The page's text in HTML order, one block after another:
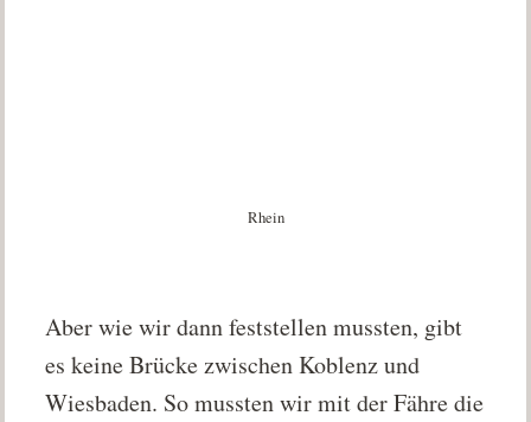
Rhein
Aber wie wir dann feststellen mussten, gibt
es keine Brücke zwischen Koblenz und
Wiesbaden. So mussten wir mit der Fähre die